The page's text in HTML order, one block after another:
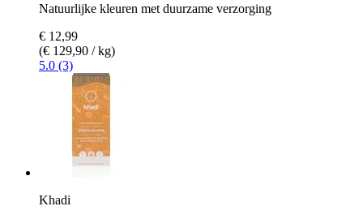
Natuurlijke kleuren met duurzame verzorging
€ 12,99
(€ 129,90 / kg)
5.0 (3)
Khadi